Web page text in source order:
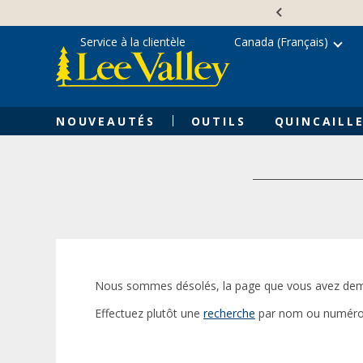
content
NOUVEAUTÉS OUTILS
Service à la clientèle Canada (Français)
Nous sommes désolés, la page que vous avez
Effectuez plutôt une recherche par nom ou